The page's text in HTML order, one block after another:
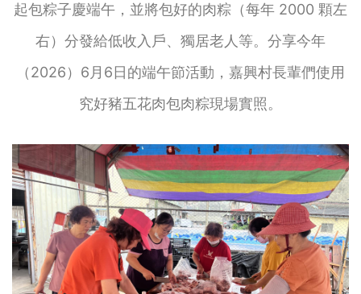
起包粽子慶端午，並將包好的肉粽（每年 2000 顆左
右）分發給低收入戶、獨居老人等。分享今年
（2026）6月6日的端午節活動，嘉興村長輩們使用
究好豬五花肉包肉粽現場實照。